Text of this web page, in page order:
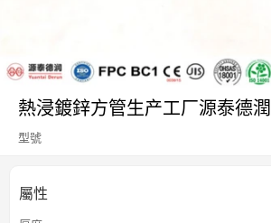
熱浸鍍鋅方管生产工厂源泰德潤
型號
屬性